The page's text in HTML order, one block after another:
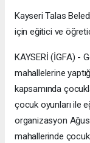
Kayseri Talas
için eğitici ve
KAYSERİ (İGFA) -
mahallelerine
kapsamında
çocuk oyunları ile
organizasyon
mahallerinde